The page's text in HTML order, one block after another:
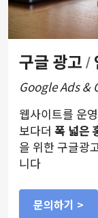
구글 광고 /
Google Ads &
웹사이트를 운
보다더 폭 넓은
을 위한 구글광
니다
문의하기 >